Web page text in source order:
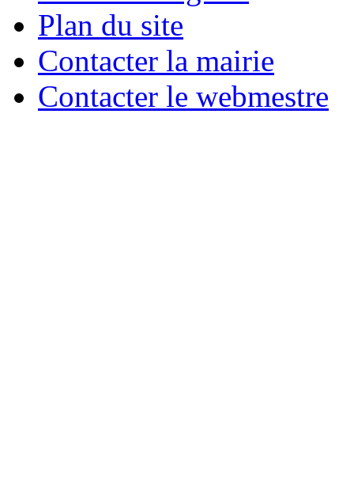
Plan du site
Contacter la mairie
Contacter le webmestre